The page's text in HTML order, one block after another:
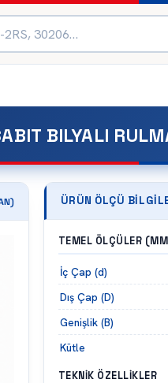
BILYALI
ÜRÜN ÖLÇÜ
TEMEL ÖLÇÜLER
İç Çap (d)
Dış Çap (D)
Genişlik (B)
Kütle
TEKNIK ÖZELLIKLER